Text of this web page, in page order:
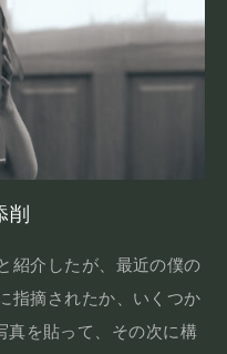
削
紹介したが、最近の僕の
指摘されたか、いくつか
真を貼って、その次に構